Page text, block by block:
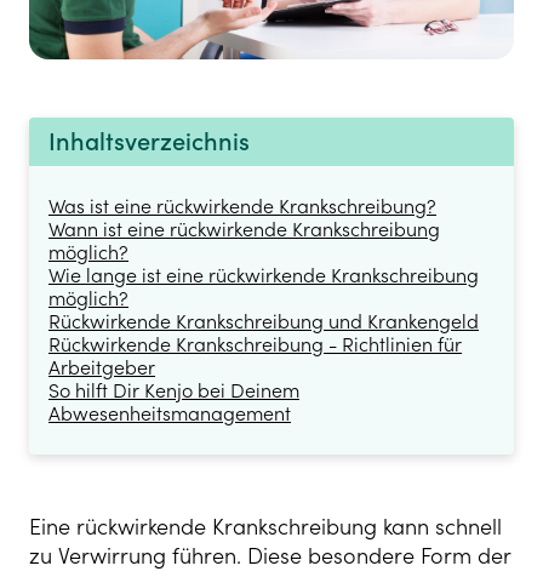
Inhaltsverzeichnis
Was ist eine rückwirkende Krankschreibung?
Wann ist eine rückwirkende Krankschreibung
möglich?
Wie lange ist eine rückwirkende Krankschreibung
möglich?
Rückwirkende Krankschreibung und Krankengeld
Rückwirkende Krankschreibung - Richtlinien für
Arbeitgeber
So hilft Dir Kenjo bei Deinem
Abwesenheitsmanagement
Eine rückwirkende Krankschreibung kann schnell
zu Verwirrung führen. Diese besondere Form der